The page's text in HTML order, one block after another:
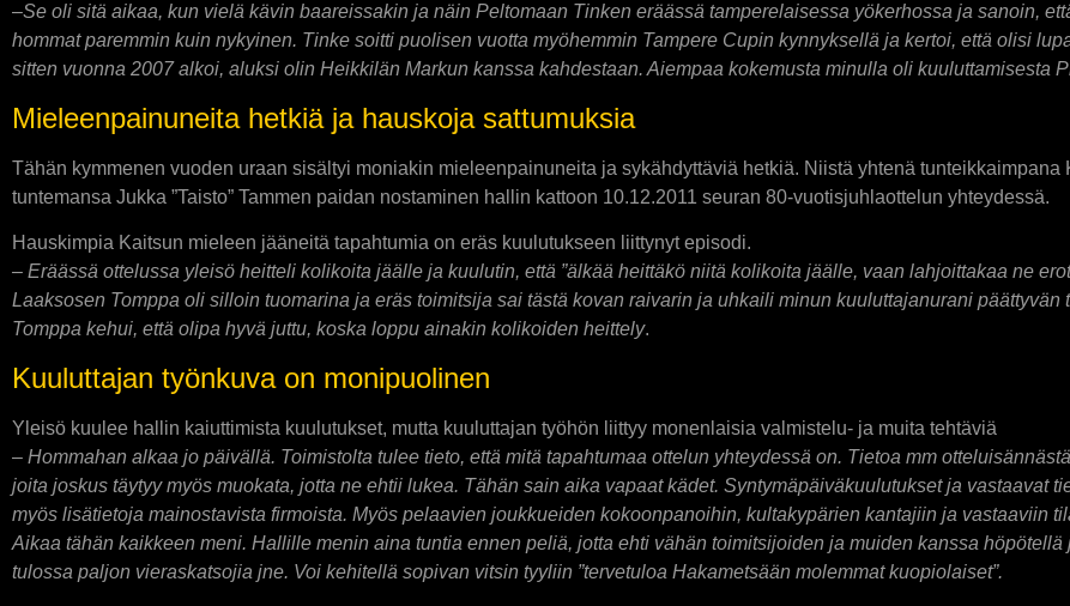
–Se oli sitä aikaa, kun vielä kävin baareissakin ja näin Peltomaan Tinken eräässä tamperelaisessa yökerhossa ja sanoin,
hommat paremmin kuin nykyinen. Tinke soitti puolisen vuotta myöhemmin Tampere Cupin kynnyksellä ja kertoi, että olisi
sitten vuonna 2007 alkoi, aluksi olin Heikkilän Markun kanssa kahdestaan. Aiempaa kokemusta minulla oli kuuluttamisesta
Mieleenpainuneita hetkiä ja hauskoja sattumuksia
Tähän kymmenen vuoden uraan sisältyi moniakin mieleenpainuneita ja sykähdyttäviä hetkiä. Niistä yhtenä tunteikkaimpana
tuntemansa Jukka ”Taisto” Tammen paidan nostaminen hallin kattoon 10.12.2011 seuran 80-vuotisjuhlaottelun yhteydessä.
Hauskimpia Kaitsun mieleen jääneitä tapahtumia on eräs kuulutukseen liittynyt episodi.
– Eräässä ottelussa yleisö heitteli kolikoita jäälle ja kuulutin, että ”älkää heittäkö niitä kolikoita jäälle, vaan lahjoittakaa ne
Laaksosen Tomppa oli silloin tuomarina ja eräs toimitsija sai tästä kovan raivarin ja uhkaili minun kuuluttajanurani päättyvän
Tomppa kehui, että olipa hyvä juttu, koska loppu ainakin kolikoiden heittely.
Kuuluttajan työnkuva on monipuolinen
Yleisö kuulee hallin kaiuttimista kuulutukset, mutta kuuluttajan työhön liittyy monenlaisia valmistelu- ja muita tehtäviä
– Hommahan alkaa jo päivällä. Toimistolta tulee tieto, että mitä tapahtumaa ottelun yhteydessä on. Tietoa mm
joita joskus täytyy myös muokata, jotta ne ehtii lukea. Tähän sain aika vapaat kädet. Syntymäpäiväkuulutukset ja vastaavat
myös lisätietoja mainostavista firmoista. Myös pelaavien joukkueiden kokoonpanoihin, kultakypärien kantajiin ja vastaaviin
Aikaa tähän kaikkeen meni. Hallille menin aina tuntia ennen peliä, jotta ehti vähän toimitsijoiden ja muiden kanssa
tulossa paljon vieraskatsojia jne. Voi kehitellä sopivan vitsin tyyliin ”tervetuloa Hakametsään molemmat kuopiolaiset”.